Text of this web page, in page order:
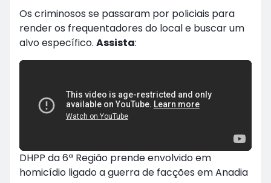
Os criminosos se passaram por policiais para
render os frequentadores do local e buscar um
alvo específico. Assista:
DHPP da 6ª Região prende envolvido em
homicídio ligado a guerra de facções em Anadia